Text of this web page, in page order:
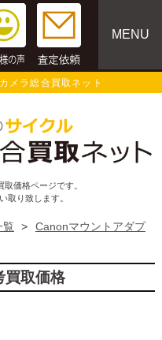
MENU
メラ総合買取ネット
価格ページです。
取り致します。
覧 >
Canonマウントアダプ
買取価格